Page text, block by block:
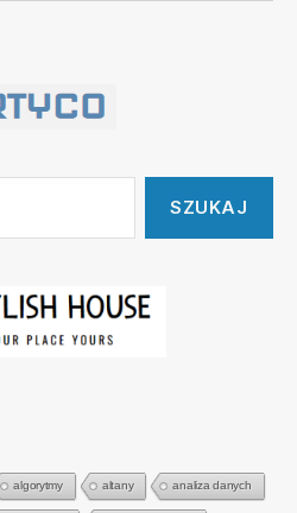
algorytmy altany analiza danych